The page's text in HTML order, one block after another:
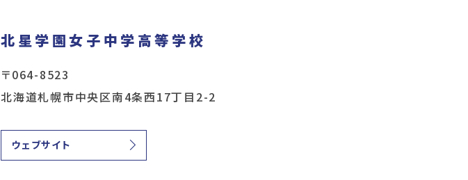
北星学園女子中学高等学校
〒064-8523
北海道札幌市中央区南4条西17丁目2-2
ウェブサイト